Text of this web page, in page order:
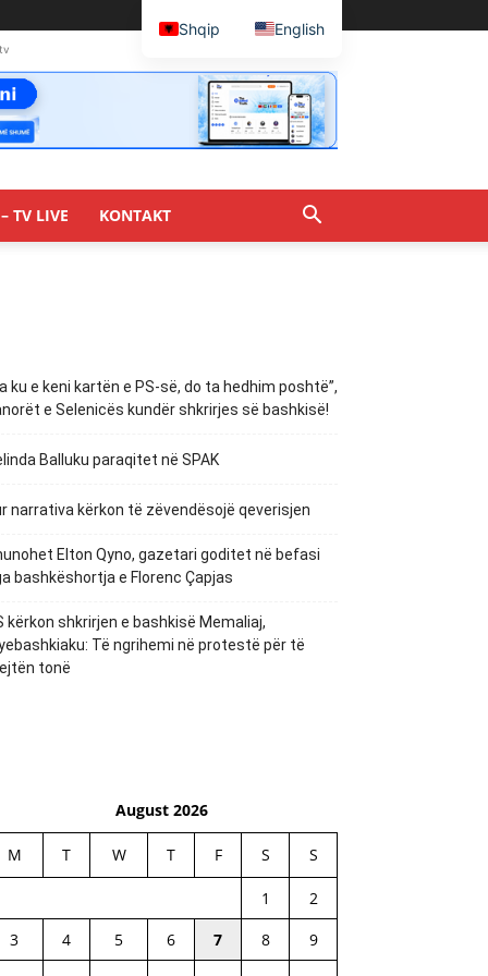
TV LIVE KONTAKT
ku e keni kartën e PS-së, do ta hedhim poshtë”,
e Selenicës kundër shkrirjes së bashkisë!
Balluku paraqitet në SPAK
narrativa kërkon të zëvendësojë qeverisjen
Elton Qyno, gazetari goditet në befasi
bashkëshortja e Florenc Çapjas
kërkon shkrirjen e bashkisë Memaliaj,
Të ngrihemi në protestë për të
tonë
August 2026
M T W T F S S
1
2
3
4 5 6 7 8
9
Shqip English